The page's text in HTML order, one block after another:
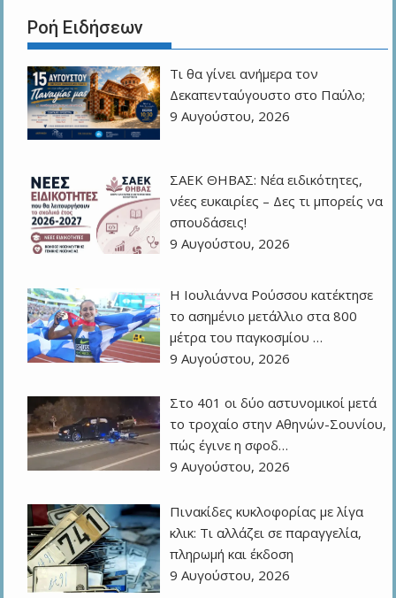
Ροή Ειδήσεων
Τι θα γίνει ανήμερα τον
Δεκαπενταύγουστο στο Παύλο;
9 Αυγούστου, 2026
ΣΑΕΚ ΘΗΒΑΣ: Νέα ειδικότητες,
νέες ευκαιρίες – Δες τι μπορείς να
σπουδάσεις!
9 Αυγούστου, 2026
Η Ιουλιάννα Ρούσσου κατέκτησε
το ασημένιο μετάλλιο στα 800
μέτρα του παγκοσμίου …
9 Αυγούστου, 2026
Στο 401 οι δύο αστυνομικοί μετά
το τροχαίο στην Αθηνών-Σουνίου,
πώς έγινε η σφοδ…
9 Αυγούστου, 2026
Πινακίδες κυκλοφορίας με λίγα
κλικ: Τι αλλάζει σε παραγγελία,
πληρωμή και έκδοση
9 Αυγούστου, 2026